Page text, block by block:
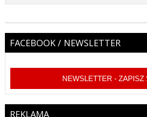
FACEBOOK / NEWSLETTER
NEWSLETTER - ZAPISZ
REKLAMA